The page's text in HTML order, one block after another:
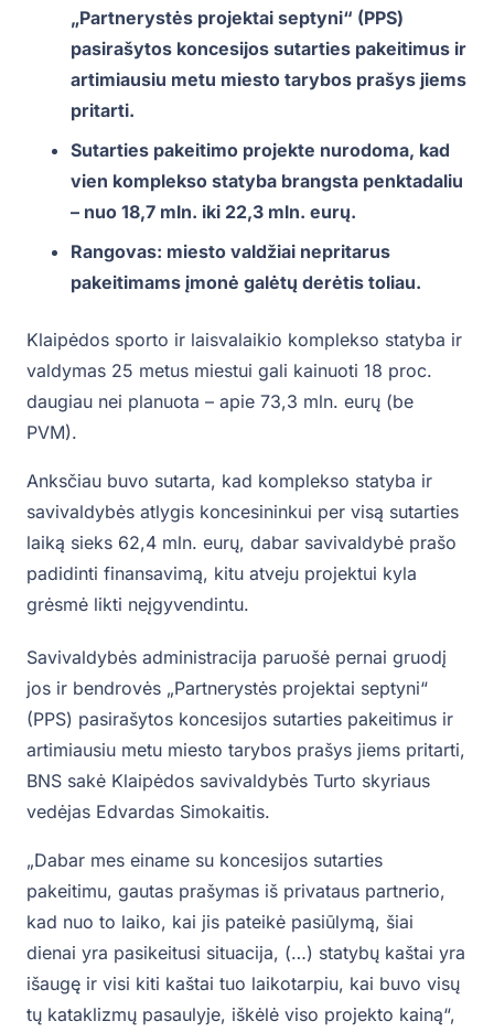
„Partnerystės projektai septyni“ (PPS)
pasirašytos koncesijos sutarties pakeitimus ir
artimiausiu metu miesto tarybos prašys jiems
pritarti.
Sutarties pakeitimo projekte nurodoma, kad
vien komplekso statyba brangsta penktadaliu
– nuo 18,7 mln. iki 22,3 mln. eurų.
Rangovas: miesto valdžiai nepritarus
pakeitimams įmonė galėtų derėtis toliau.
Klaipėdos sporto ir laisvalaikio komplekso statyba ir
valdymas 25 metus miestui gali kainuoti 18 proc.
daugiau nei planuota – apie 73,3 mln. eurų (be
PVM).
Anksčiau buvo sutarta, kad komplekso statyba ir
savivaldybės atlygis koncesininkui per visą sutarties
laiką sieks 62,4 mln. eurų, dabar savivaldybė prašo
padidinti finansavimą, kitu atveju projektui kyla
grėsmė likti neįgyvendintu.
Savivaldybės administracija paruošė pernai gruodį
jos ir bendrovės „Partnerystės projektai septyni“
(PPS) pasirašytos koncesijos sutarties pakeitimus ir
artimiausiu metu miesto tarybos prašys jiems pritarti,
BNS sakė Klaipėdos savivaldybės Turto skyriaus
vedėjas Edvardas Simokaitis.
„Dabar mes einame su koncesijos sutarties
pakeitimu, gautas prašymas iš privataus partnerio,
kad nuo to laiko, kai jis pateikė pasiūlymą, šiai
dienai yra pasikeitusi situacija, (…) statybų kaštai yra
išaugę ir visi kiti kaštai tuo laikotarpiu, kai buvo visų
tų kataklizmų pasaulyje, iškėlė viso projekto kainą“,